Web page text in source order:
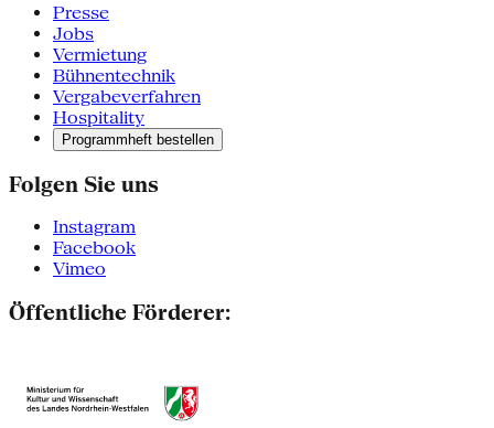
Presse
Jobs
Vermietung
Bühnentechnik
Vergabeverfahren
Hospitality
Programmheft bestellen
Folgen Sie uns
Instagram
Facebook
Vimeo
Öffentliche Förderer: